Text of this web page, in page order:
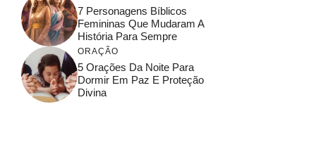
7 Personagens Bíblicos
Femininas Que Mudaram A
História Para Sempre
ORAÇÃO
5 Orações Da Noite Para
Dormir Em Paz E Proteção
Divina